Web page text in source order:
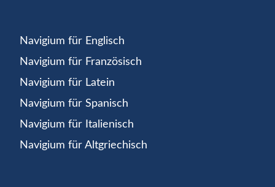
Navigium für Englisch
Navigium für Französisch
Navigium für Latein
Navigium für Spanisch
Navigium für Italienisch
Navigium für Altgriechisch